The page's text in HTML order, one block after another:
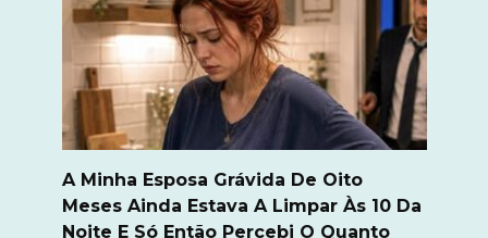
A Minha Esposa Grávida De Oito
Meses Ainda Estava A Limpar Às 10 Da
Noite E Só Então Percebi O Quanto